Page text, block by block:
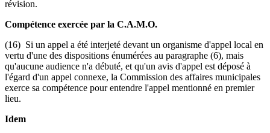
révision.
Compétence exercée par la C.A.M.O.
(16) Si un appel a été interjeté devant un organisme d'appel local en
vertu d'une des dispositions énumérées au paragraphe (6), mais
qu'aucune audience n'a débuté, et qu'un avis d'appel est déposé à
l'égard d'un appel connexe, la Commission des affaires municipales
exerce sa compétence pour entendre l'appel mentionné en premier
lieu.
Idem